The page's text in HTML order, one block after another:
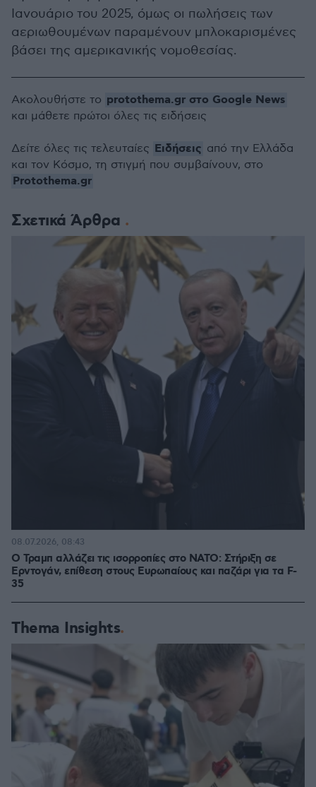
Ιανουάριο του 2025, όμως οι πωλήσεις των
αεριωθουμένων παραμένουν μπλοκαρισμένες
βάσει της αμερικανικής νομοθεσίας.
Σχετικά Άρθρα
Ο Τραμπ αλλάζει τις ισορροπίες στο ΝΑΤΟ: Στήριξη σε
Ερντογάν, επίθεση στους Ευρωπαίους και παζάρι για τα F-
35
08.07.2026, 08:43
Thema Insights
Ακολουθήστε το protothema.gr στο Google News
και μάθετε πρώτοι όλες τις ειδήσεις
Δείτε όλες τις τελευταίες Ειδήσεις από την Ελλάδα
και τον Κόσμο, τη στιγμή που συμβαίνουν, στο
Protothema.gr